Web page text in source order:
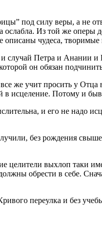
под силу веры, а не
Из той же
описаны чудеса,
Петра и Анании
он обязан
же учит просить у
исцеление. Потому и
и его не надо
без рождения
целители выхлоп таки
обрести в себе.
переулка и без